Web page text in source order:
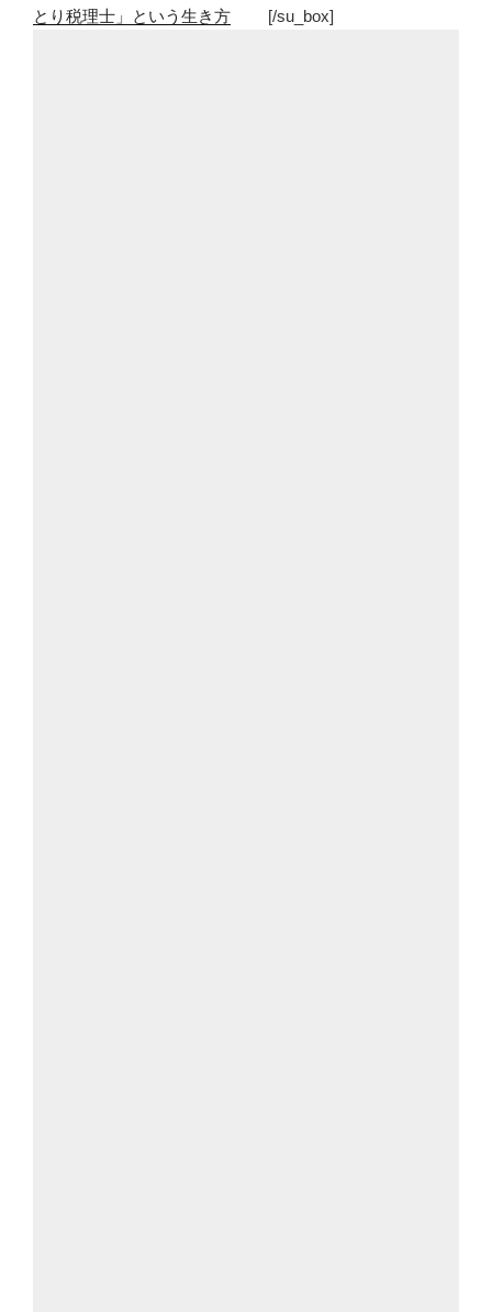
とり税理士」という生き方 [/su_box]